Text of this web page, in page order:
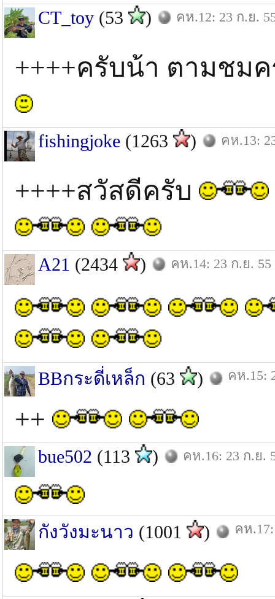
CT_toy (53 ) คห.12: 23 ก.ย.
++++ครับน้า ตามชม
fishingjoke (1263 ) คห.13:
++++สวัสดีครับ
A21 (2434 ) คห.14: 23 ก.ย. 55
BBกระดี่เหล็ก (63 ) คห.15:
++
bue502 (113 ) คห.16: 23 ก.ย.
กังวังมะนาว (1001 ) คห